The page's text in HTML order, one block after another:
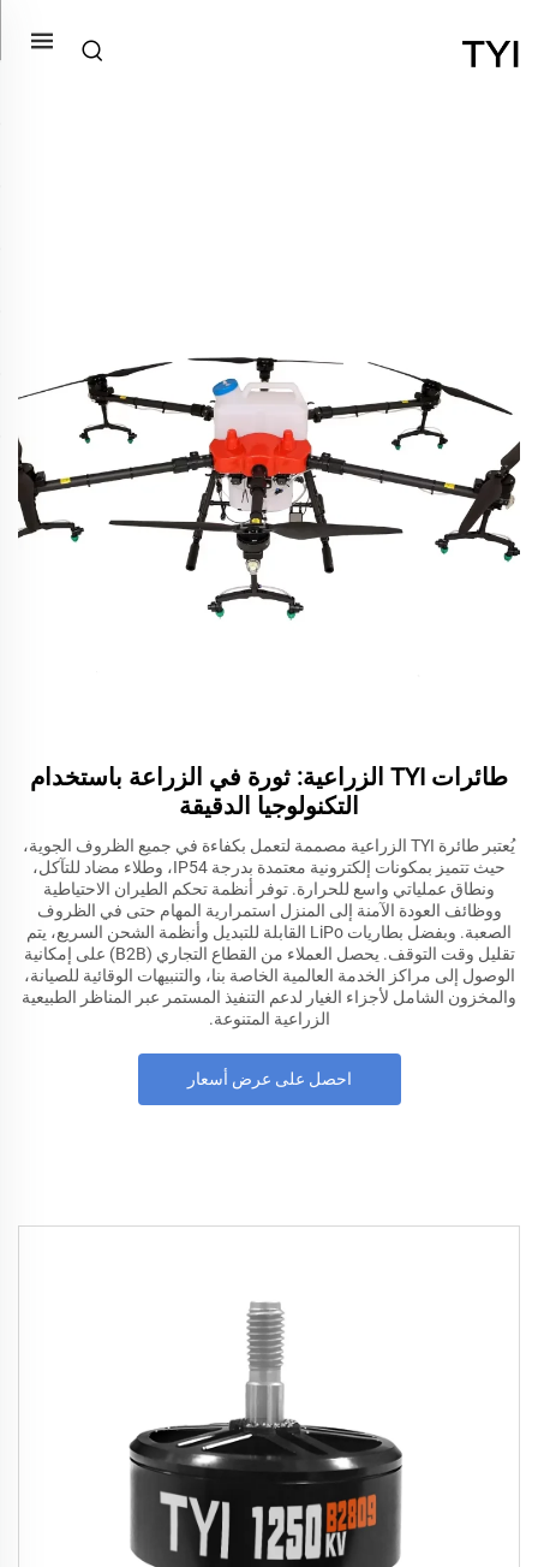
طائرات TYI الزراعية: ثورة في الزراعة باستخدام
التكنولوجيا الدقيقة
يُعتبر طائرة TYI الزراعية مصممة لتعمل بكفاءة في جميع الظروف الجوية،
حيث تتميز بمكونات إلكترونية معتمدة بدرجة IP54، وطلاء مضاد للتآكل،
ونطاق عملياتي واسع للحرارة. توفر أنظمة تحكم الطيران الاحتياطية
ووظائف العودة الآمنة إلى المنزل استمرارية المهام حتى في الظروف
الصعبة. وبفضل بطاريات LiPo القابلة للتبديل وأنظمة الشحن السريع، يتم
تقليل وقت التوقف. يحصل العملاء من القطاع التجاري (B2B) على إمكانية
الوصول إلى مراكز الخدمة العالمية الخاصة بنا، والتنبيهات الوقائية للصيانة،
والمخزون الشامل لأجزاء الغيار لدعم التنفيذ المستمر عبر المناظر الطبيعية
الزراعية المتنوعة.
احصل على عرض أسعار